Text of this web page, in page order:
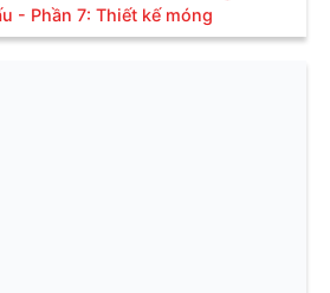
- Phần 7: Thiết kế móng